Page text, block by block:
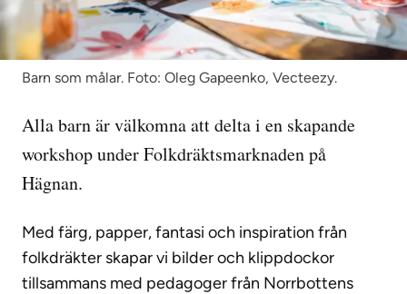
Barn som målar. Foto: Oleg Gapeenko, Vecteezy.
Alla barn är välkomna att delta i en skapande
workshop under Folkdräktsmarknaden på
Hägnan.
Med färg, papper, fantasi och inspiration från
folkdräkter skapar vi bilder och klippdockor
tillsammans med pedagoger från Norrbottens